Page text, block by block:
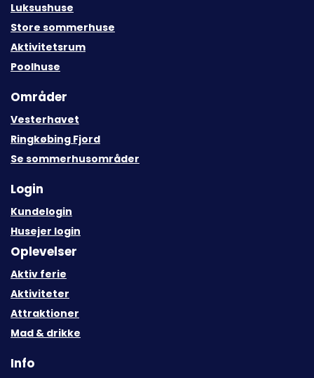
Luksushuse
Store sommerhuse
Aktivitetsrum
Poolhuse
Områder
Vesterhavet
Ringkøbing Fjord
Se sommerhusområder
Login
Kundelogin
Husejer login
Oplevelser
Aktiv ferie
Aktiviteter
Attraktioner
Mad & drikke
Info